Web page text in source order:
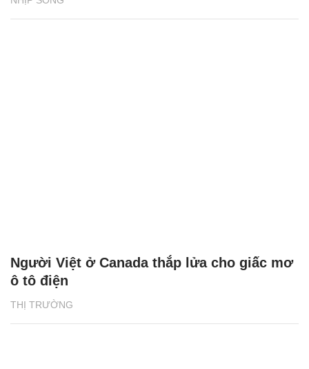
THỊ TRƯỜNG
Người Việt ở Canada thắp lửa cho giấc mơ
ô tô điện